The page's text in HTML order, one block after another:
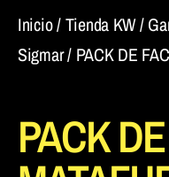
Inicio/Tienda KW/
Sigmar/ PACK DE
PACK